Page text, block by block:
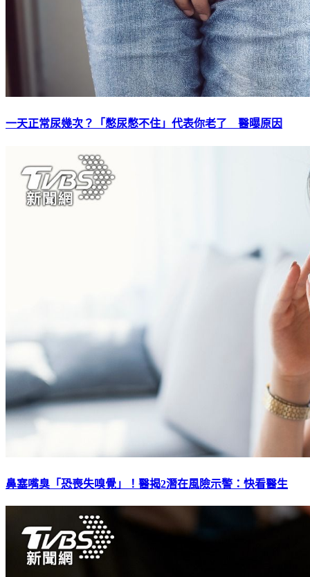
一天正常尿幾次？「憋尿憋不住」代表你老了 醫曝原因
鼻塞嘴臭「恐喪失嗅覺」！醫揭2潛在風險示警：快看醫生